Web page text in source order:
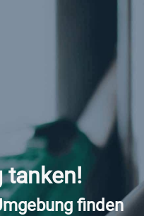
tanken!
finden